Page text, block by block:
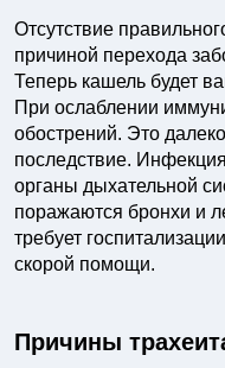
Отсутствие
причиной перехода
Теперь кашель будет
При ослаблении
обострений. Это
последствие.
органы дыхательной
поражаются бронхи и
требует
скорой помощи.
Причины